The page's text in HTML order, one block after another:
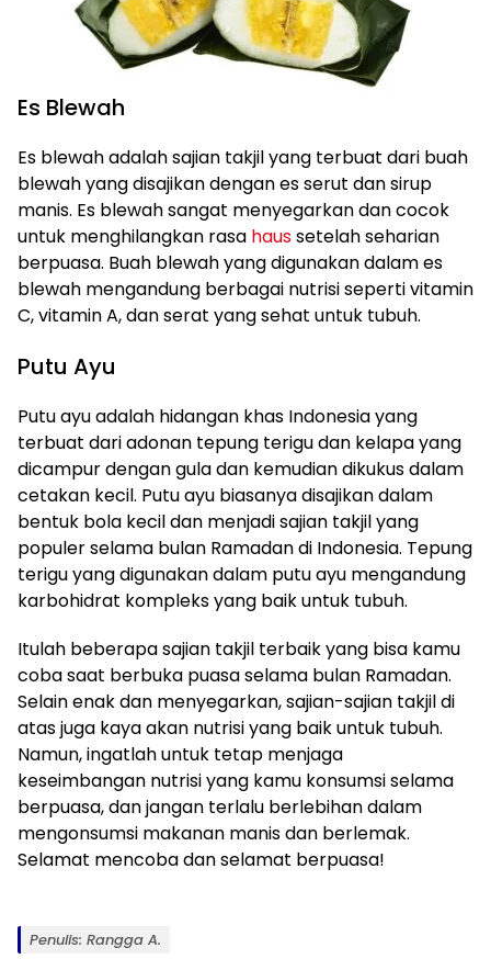
Es Blewah
Es blewah adalah sajian takjil yang terbuat dari buah
blewah yang disajikan dengan es serut dan sirup
manis. Es blewah sangat menyegarkan dan cocok
untuk menghilangkan rasa haussetelah seharian
berpuasa. Buah blewah yang digunakan dalam es
blewah mengandung berbagai nutrisi seperti vitamin
C, vitamin A, dan serat yang sehat untuk tubuh.
Putu Ayu
Putu ayu adalah hidangan khas Indonesia yang
terbuat dari adonan tepung terigu dan kelapa yang
dicampur dengan gula dan kemudian dikukus dalam
cetakan kecil. Putu ayu biasanya disajikan dalam
bentuk bola kecil dan menjadi sajian takjil yang
populer selama bulan Ramadan di Indonesia. Tepung
terigu yang digunakan dalam putu ayu mengandung
karbohidrat kompleks yang baik untuk tubuh.
Itulah beberapa sajian takjil terbaik yang bisa kamu
coba saat berbuka puasa selama bulan Ramadan.
Selain enak dan menyegarkan, sajian-sajian takjil di
atas juga kaya akan nutrisi yang baik untuk tubuh.
Namun, ingatlah untuk tetap menjaga
keseimbangan nutrisi yang kamu konsumsi selama
berpuasa, dan jangan terlalu berlebihan dalam
mengonsumsi makanan manis dan berlemak.
Selamat mencoba dan selamat berpuasa!
Penulis: Rangga A.